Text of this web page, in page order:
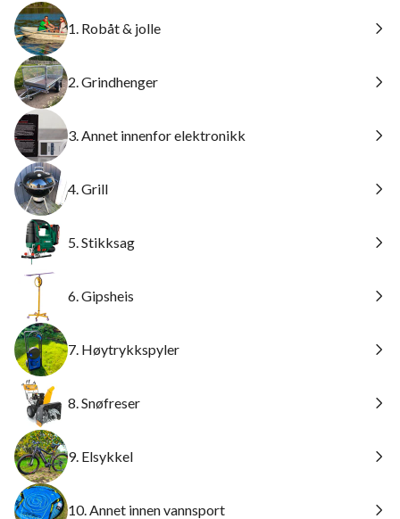
1. Robåt & jolle
2. Grindhenger
3. Annet innenfor elektronikk
4. Grill
5. Stikksag
6. Gipsheis
7. Høytrykkspyler
8. Snøfreser
9. Elsykkel
10. Annet innen vannsport